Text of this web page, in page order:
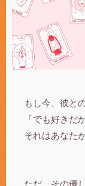
もし今、彼と
「でも好きだ
それはあなた